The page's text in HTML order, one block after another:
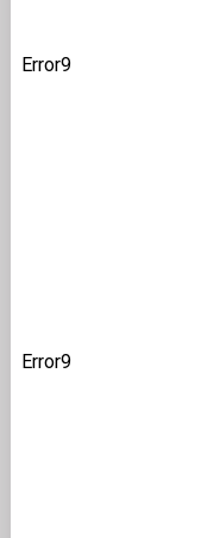
Error9
Error9